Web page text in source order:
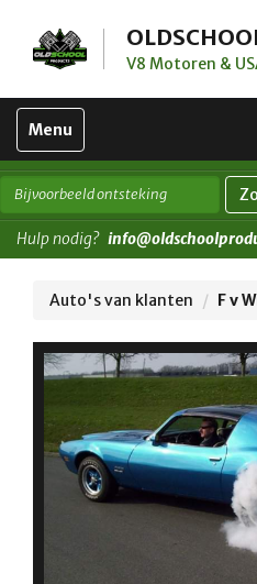
V8 Motoren &
Toggle
navigation
Menu
Hulp nodig?
Auto's van klanten F v